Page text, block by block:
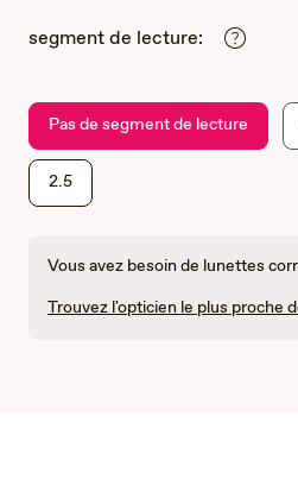
segment de lecture:
Pas de segment de lecture
2.5
Vous avez besoin de lunettes
Trouvez l'opticien le plus proche